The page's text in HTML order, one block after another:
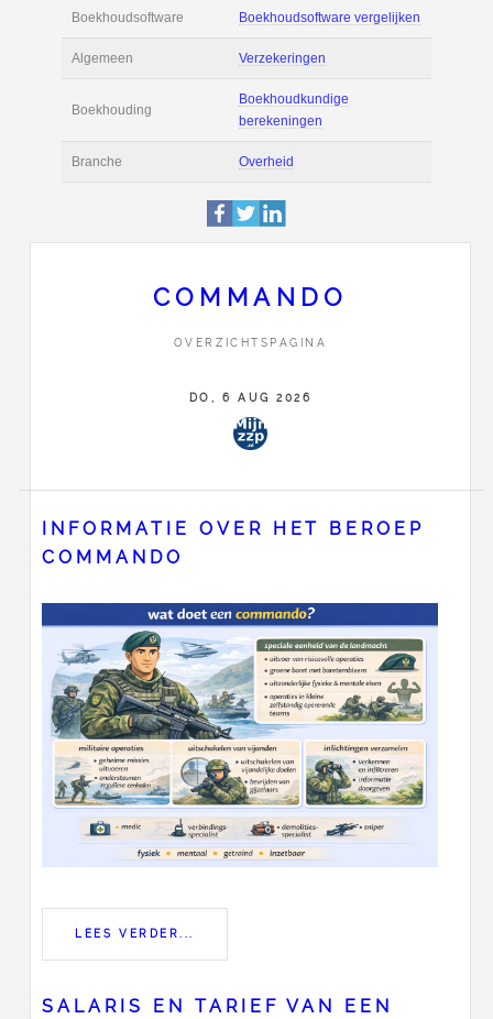
Actie
Boekhoudsoftware
Boekhouding
COMMANDO
OVERZICHTSPAGINA
DO, 6 AUG 2026
INFORMATIE OVER HET BEROEP
COMMANDO
LEES VERDER...
SALARIS EN TARIEF VAN EEN